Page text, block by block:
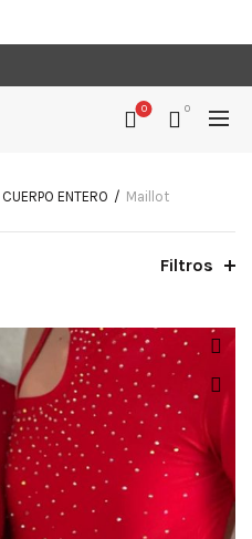
0 0
CUERPO ENTERO Maillot
Filtros